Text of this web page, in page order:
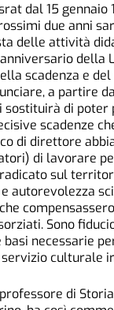
dal 15
due anni
delle attività
scadenza e del
a partire
sostituirà di
scadenze
di direttore
di lavorare
sul
autorevolezza
Sono
necessarie
servizio
di